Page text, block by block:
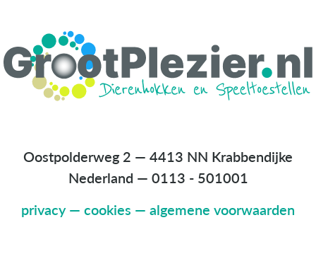
Oostpolderweg 2 — 4413 NN Krabbendijke
Nederland — 0113 - 501001
privacy— cookies — algemene voorwaarden